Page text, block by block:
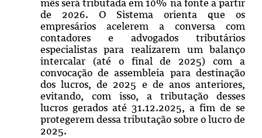
mês será tributada em 10% na fonte a partir
de 2026. O Sistema orienta que os
empresários acelerem a conversa com
contadores e advogados tributários
especialistas para realizarem um balanço
intercalar (até o final de 2025) com a
convocação de assembleia para destinação
dos lucros, de 2025 e de anos anteriores,
evitando, com isso, a tributação desses
lucros gerados até 31.12.2025, a fim de se
protegerem dessa tributação sobre o lucro de
2025.